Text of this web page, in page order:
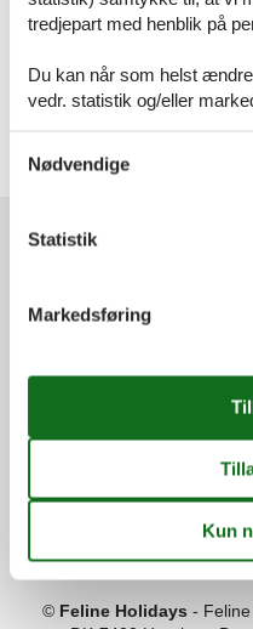
Sommerhus
Geografier
Alle
Næsby Stranden
Om
© Feline Holidays -
tredjepart med henblik på
Du kan når som helst
vedr. statistik og/eller
Nødvendige
Statistik
Markedsføring